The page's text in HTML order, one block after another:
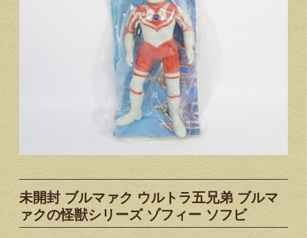
未開封 ブルマァク ウルトラ五兄弟 ブルマ
ァクの怪獣シリーズ ゾフィー ソフビ